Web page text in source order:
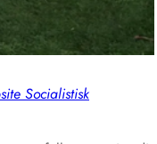
Socialistisk